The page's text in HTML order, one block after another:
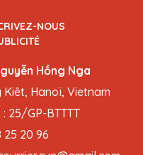
NOUS
Hồng Nga
Kiêt, Hanoï, Vietnam
25/GP-BTTTT
25 20 96